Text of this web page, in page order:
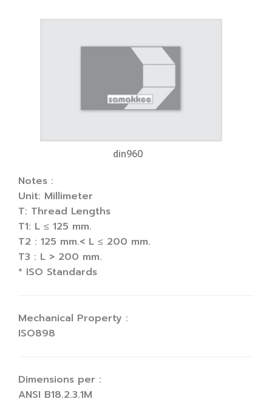
din960
Notes :
Unit: Millimeter
T: Thread Lengths
T1: L ≤ 125 mm.
T2 : 125 mm.< L ≤ 200 mm.
T3 : L > 200 mm.
* ISO Standards
Mechanical Property :
ISO898
Dimensions per :
ANSI B18.2.3.1M